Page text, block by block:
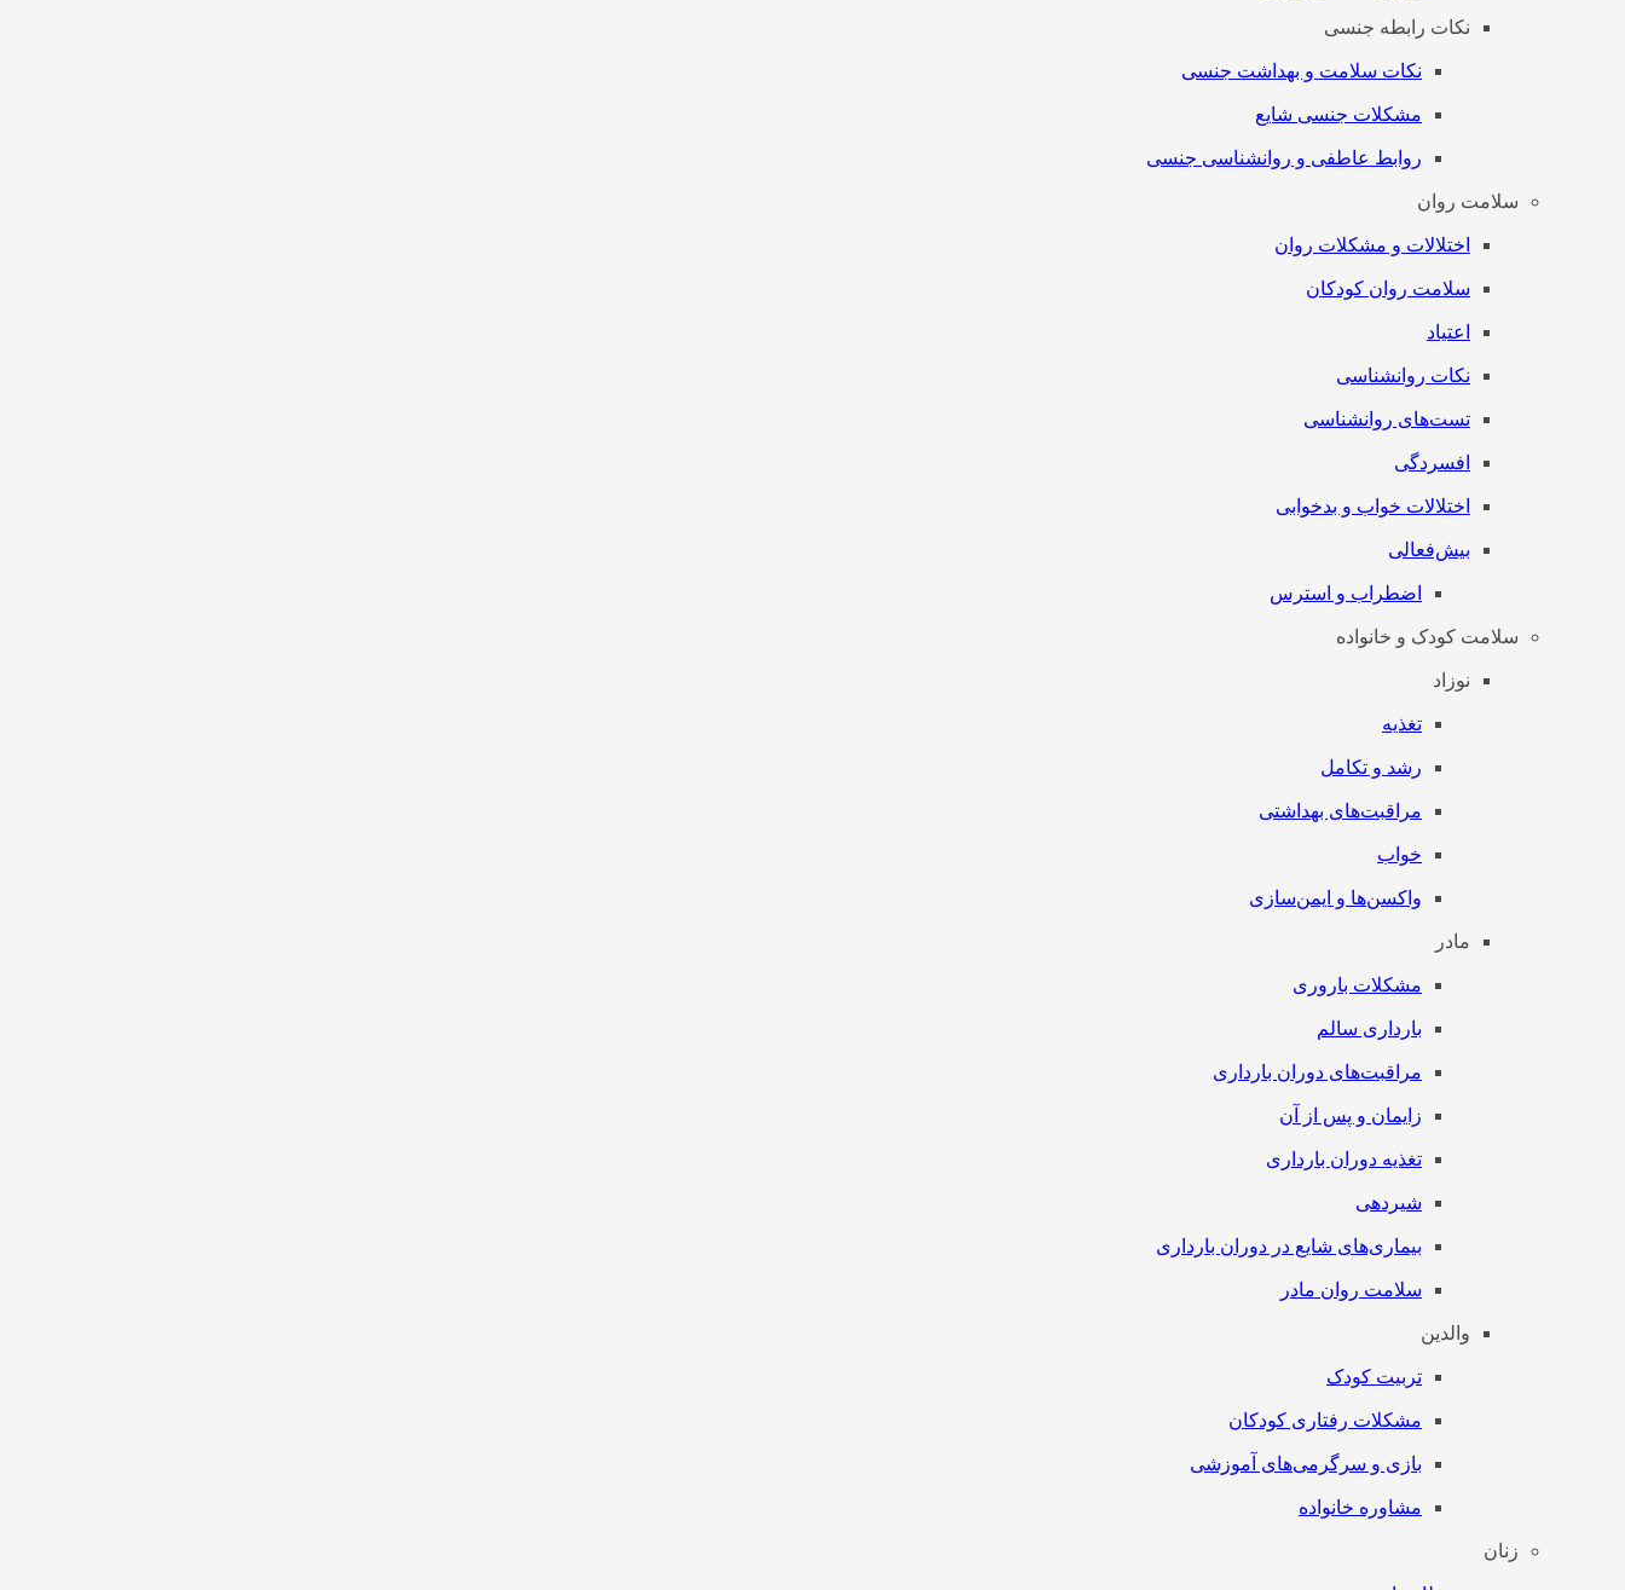
نکات رابطه جنسی
نکات سلامت و بهداشت جنسی
مشکلات جنسی شایع
روابط عاطفی و روانشناسی جنسی
سلامت روان
اختلالات و مشکلات روان
سلامت روان کودکان
اعتیاد
نکات روانشناسی
تست‌های روانشناسی
افسردگی
اختلالات خواب و بدخوابی
بیش‌فعالی
اضطراب و استرس
سلامت کودک و خانواده
نوزاد
تغذیه
رشد و تکامل
مراقبت‌های بهداشتی
خواب
واکسن‌ها و ایمن‌سازی
مادر
مشکلات باروری
بارداری سالم
مراقبت‌های دوران بارداری
زایمان و پس از آن
تغذیه دوران بارداری
شیردهی
بیماری‌های شایع در دوران بارداری
سلامت روان مادر
والدین
تربیت کودک
مشکلات رفتاری کودکان
بازی و سرگرمی‌های آموزشی
مشاوره خانواده
زنان